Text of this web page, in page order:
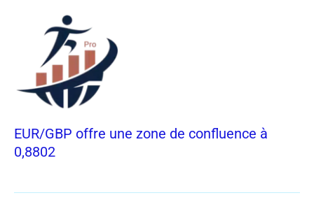
EUR/GBP offre une zone de confluence à
0,8802